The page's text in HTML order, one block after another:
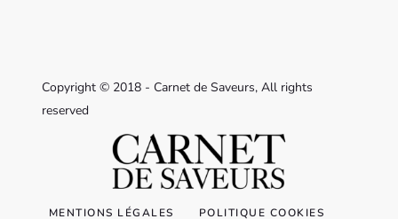
Copyright © 2018 - Carnet de Saveurs, All rights
reserved
MENTIONS LÉGALES POLITIQUE COOKIES